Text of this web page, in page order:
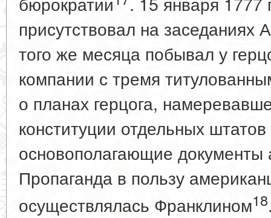
присутствовал на заседаниях
того же месяца побывал у
компании с тремя
о планах герцога,
конституции отдельных
основополагающие
Пропаганда в пользу
осуществлялась Франклином18